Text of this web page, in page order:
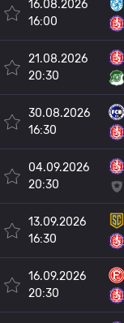
16.08.2026
16:00
21.08.2026
20:30
30.08.2026
16:30
04.09.2026
20:30
13.09.2026
16:30
16.09.2026
20:30